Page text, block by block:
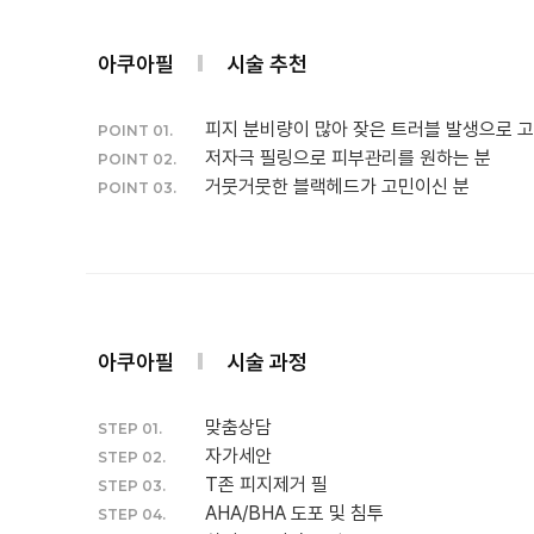
아쿠아필 시술 추천
POINT 01. 피지 분비량이 많아 잦은 트러블 발생으로
POINT 02. 저자극 필링으로 피부관리를 원하는 분
POINT 03. 거뭇거뭇한 블랙헤드가 고민이신 분
아쿠아필 시술 과정
STEP 01. 맞춤상담
STEP 02. 자가세안
STEP 03. T존 피지제거 필
STEP 04. AHA/BHA 도포 및 침투